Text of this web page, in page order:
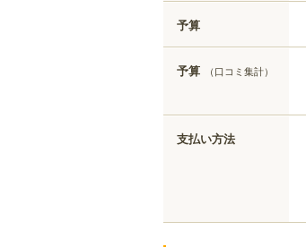
予算
予算 （口コミ集計）
支払い方法